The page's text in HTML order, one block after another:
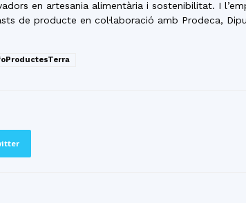
en artesania alimentària i sostenibilitat. I
de producte en col·laboració amb Prodeca,